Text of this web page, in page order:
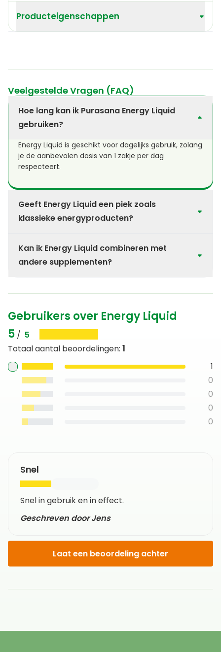
Producteigenschappen
Veelgestelde Vragen (FAQ)
Hoe lang kan ik Purasana Energy Liquid
gebruiken?
Energy Liquid is geschikt voor dagelijks gebruik, zolang
je de aanbevolen dosis van 1 zakje per dag
respecteert.
Geeft Energy Liquid een piek zoals
klassieke energyproducten?
en is samengesteld om energie geleidelijk te
ondersteunen, zonder het typische piek-en-
Kan ik Energy Liquid combineren met
andere supplementen?
met andere supplementen. Gebruik je medicatie of
arts of apotheker.
Gebruikers over Energy Liquid
5 / 5
Totaal aantal beoordelingen: 1
1
0
0
0
0
Snel
Snel in gebruik en in effect.
Geschreven door Jens
Laat een beoordeling achter